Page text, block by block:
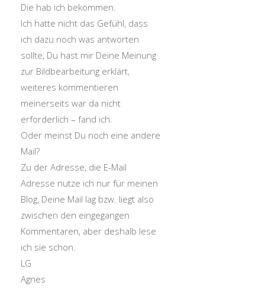
Die hab ich bekommen.
Ich hatte nicht das Gefühl, dass
ich dazu noch was antworten
sollte, Du hast mir Deine Meinung
zur Bildbearbeitung erklärt,
weiteres kommentieren
meinerseits war da nicht
erforderlich – fand ich.
Oder meinst Du noch eine andere
Mail?
Zu der Adresse, die E-Mail
Adresse nutze ich nur für meinen
Blog, Deine Mail lag bzw. liegt also
zwischen den eingegangen
Kommentaren, aber deshalb lese
ich sie schon.
LG
Agnes